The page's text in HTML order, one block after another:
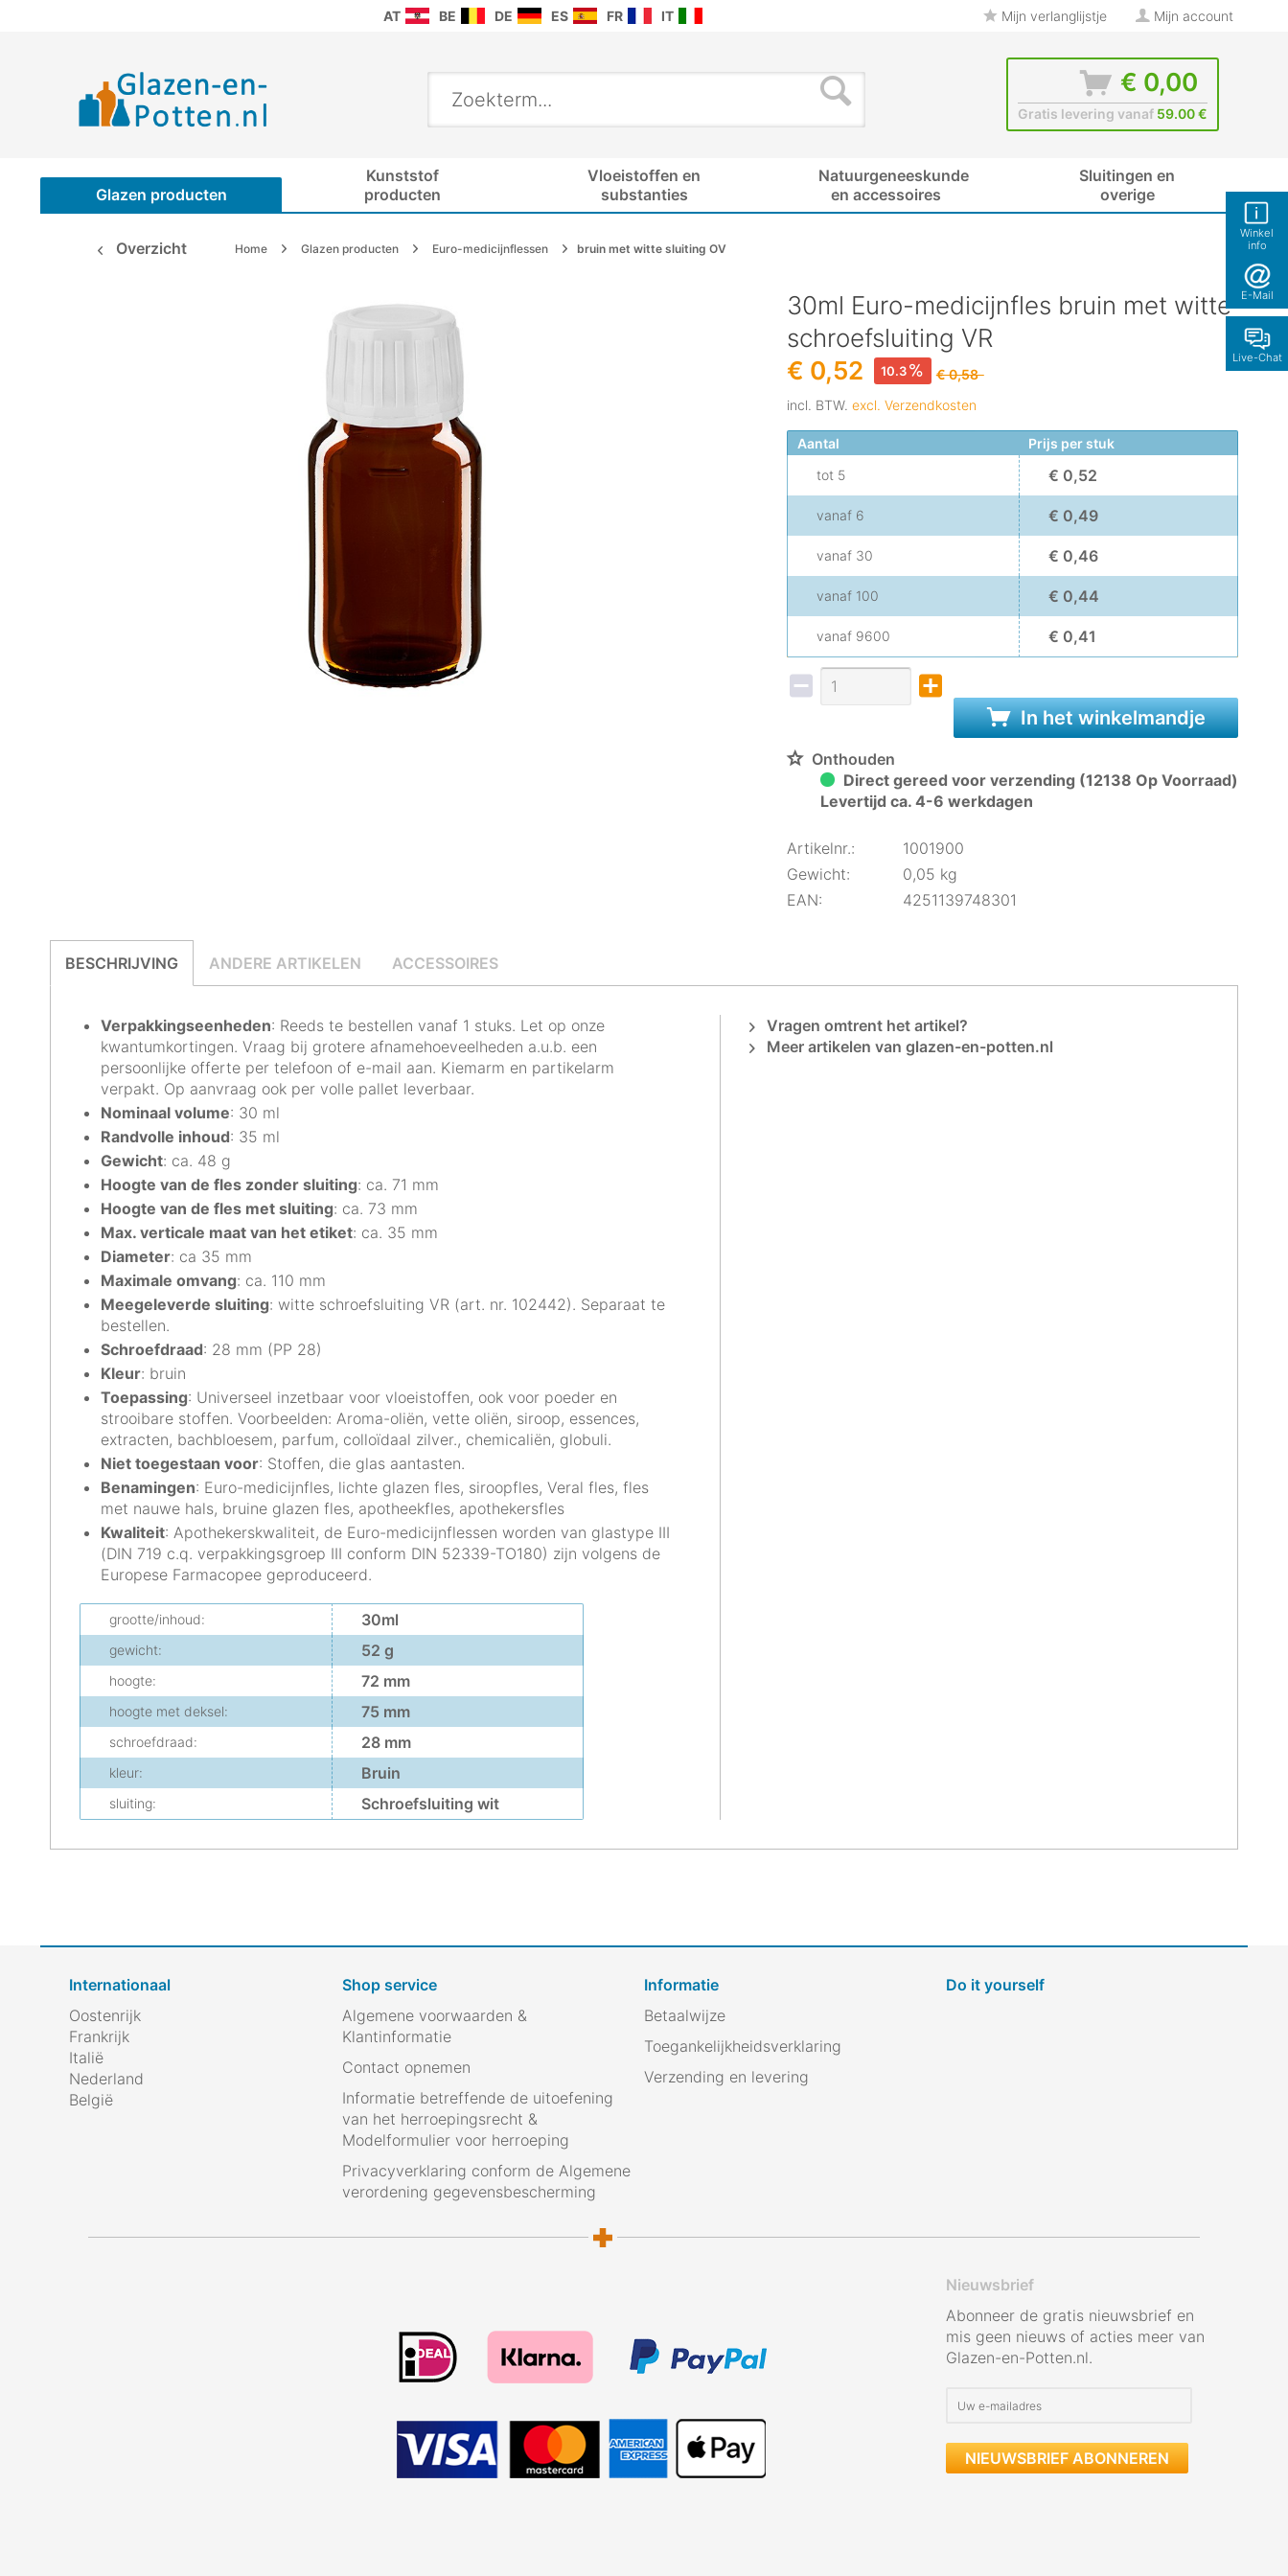
Winkel
info
E-Mail
Live-Chat
AT BE DE ES FR IT Mijn verlanglijstje Mijn account
€ 0,00
Gratis levering vanaf 59.00 €
Glazen producten
Kunststof
producten
Vloeistoffen en
substanties
Natuurgeneeskunde
en accessoires
Sluitingen en
overige
Overzicht Home Glazen producten Euro-medicijnflessen bruin met witte sluiting OV
30ml Euro-medicijnfles bruin met witte
schroefsluiting VR
€ 0,52
10.3
€ 0,58
incl. BTW. excl. Verzendkosten
Aantal
Prijs per stuk
tot 5 € 0,52
vanaf 6 € 0,49
vanaf 30 € 0,46
vanaf 100 € 0,44
vanaf 9600 € 0,41
In het winkelmandje
Onthouden
Direct gereed voor verzending (12138 Op Voorraad)
Levertijd ca. 4-6 werkdagen
Artikelnr.:
1001900
Gewicht:
0,05 kg
EAN:
4251139748301
BESCHRIJVING ANDERE ARTIKELEN ACCESSOIRES
Verpakkingseenheden: Reeds te bestellen vanaf 1 stuks. Let op onze
kwantumkortingen. Vraag bij grotere afnamehoeveelheden a.u.b. een
persoonlijke offerte per telefoon of e-mail aan. Kiemarm en partikelarm
verpakt. Op aanvraag ook per volle pallet leverbaar.
Nominaal volume: 30 ml
Randvolle inhoud: 35 ml
Gewicht: ca. 48 g
Hoogte van de fles zonder sluiting: ca. 71 mm
Hoogte van de fles met sluiting: ca. 73 mm
Max. verticale maat van het etiket: ca. 35 mm
Diameter: ca 35 mm
Maximale omvang: ca. 110 mm
Meegeleverde sluiting: witte schroefsluiting VR (art. nr. 102442). Separaat te
bestellen.
Schroefdraad: 28 mm (PP 28)
Kleur: bruin
Toepassing: Universeel inzetbaar voor vloeistoffen, ook voor poeder en
strooibare stoffen. Voorbeelden: Aroma-oliën, vette oliën, siroop, essences,
extracten, bachbloesem, parfum, colloïdaal zilver., chemicaliën, globuli.
Niet toegestaan voor: Stoffen, die glas aantasten.
Benamingen: Euro-medicijnfles, lichte glazen fles, siroopfles, Veral fles, fles
met nauwe hals, bruine glazen fles, apotheekfles, apothekersfles
Kwaliteit: Apothekerskwaliteit, de Euro-medicijnflessen worden van glastype III
(DIN 719 c.q. verpakkingsgroep III conform DIN 52339-TO180) zijn volgens de
Europese Farmacopee geproduceerd.
grootte/inhoud: 30ml
gewicht: 52 g
hoogte: 72 mm
hoogte met deksel: 75 mm
schroefdraad: 28 mm
kleur: Bruin
sluiting: Schroefsluiting wit
Vragen omtrent het artikel?
Meer artikelen van glazen-en-potten.nl
Internationaal
Oostenrijk
Frankrijk
Italië
Nederland
België
Shop service
Algemene voorwaarden &
Klantinformatie
Contact opnemen
Informatie betreffende de uitoefening
van het herroepingsrecht &
Modelformulier voor herroeping
Privacyverklaring conform de Algemene
verordening gegevensbescherming
Informatie
Betaalwijze
Toegankelijkheidsverklaring
Verzending en levering
Do it yourself
Nieuwsbrief
Abonneer de gratis nieuwsbrief en
mis geen nieuws of acties meer van
Glazen-en-Potten.nl.
NIEUWSBRIEF ABONNEREN